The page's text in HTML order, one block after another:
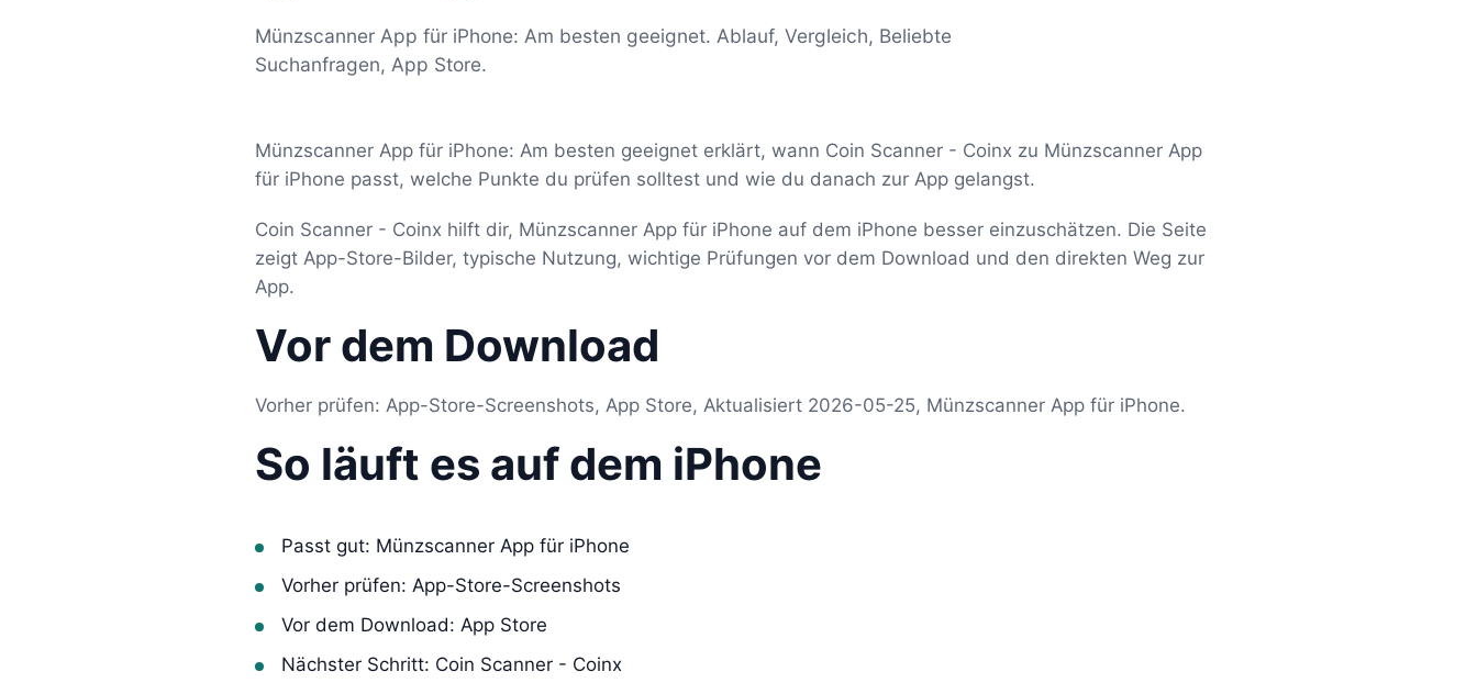
Münzscanner App für iPhone: Am besten geeignet. Ablauf, Vergleich, Beliebte
Suchanfragen, App Store.
Münzscanner App für iPhone: Am besten geeignet erklärt, wann Coin Scanner - Coinx zu Münzscanner App
für iPhone passt, welche Punkte du prüfen solltest und wie du danach zur App gelangst.
Coin Scanner - Coinx hilft dir, Münzscanner App für iPhone auf dem iPhone besser einzuschätzen. Die Seite
zeigt App-Store-Bilder, typische Nutzung, wichtige Prüfungen vor dem Download und den direkten Weg zur
App.
Vor dem Download
Vorher prüfen: App-Store-Screenshots, App Store, Aktualisiert 2026-05-25, Münzscanner App für iPhone.
So läuft es auf dem iPhone
Passt gut: Münzscanner App für iPhone
Vorher prüfen: App-Store-Screenshots
Vor dem Download: App Store
Nächster Schritt: Coin Scanner - Coinx